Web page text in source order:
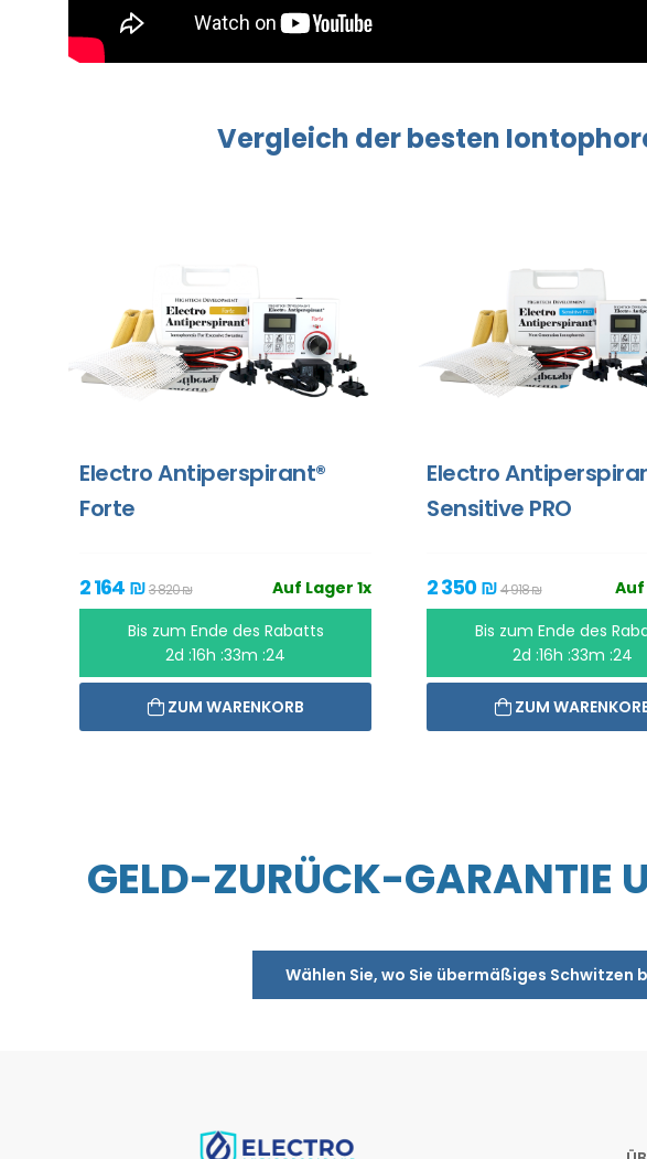
Vergleich der besten
Electro Antiperspirant®
Forte
Auf Lager 1x
2 164 ₪3 820 ₪
Bis zum Ende des Rabatts
2d :16h :33m :23
ZUM WARENKORB
Electro
Sensitive PRO
Auf
2 350 ₪4 918 ₪
Bis zum Ende des
2d :16h :33m :23
ZUM
GELD-ZURÜCK-GARANTIE
Wählen Sie, wo Sie übermäßiges Schwitzen